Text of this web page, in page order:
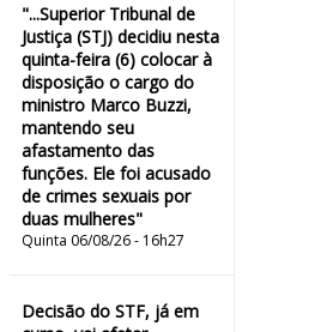
"...Superior Tribunal de
Justiça (STJ) decidiu nesta
quinta-feira (6) colocar à
disposição o cargo do
ministro Marco Buzzi,
mantendo seu
afastamento das
funções. Ele foi acusado
de crimes sexuais por
duas mulheres"
Quinta 06/08/26 - 16h27
Decisão do STF, já em